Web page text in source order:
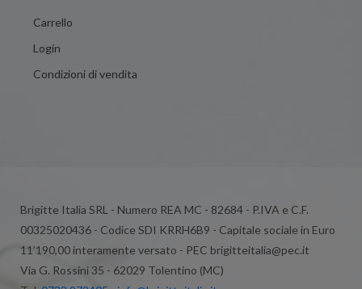
Carrello
Login
Condizioni di vendita
Brigitte Italia SRL - Numero REA MC - 82684 - P.IVA e C.F.
00325020436 - Codice SDI KRRH6B9 - Capitale sociale in Euro
11’190,00 interamente versato - PEC brigitteitalia@pec.it
Via G. Rossini 35 - 62029 Tolentino (MC)